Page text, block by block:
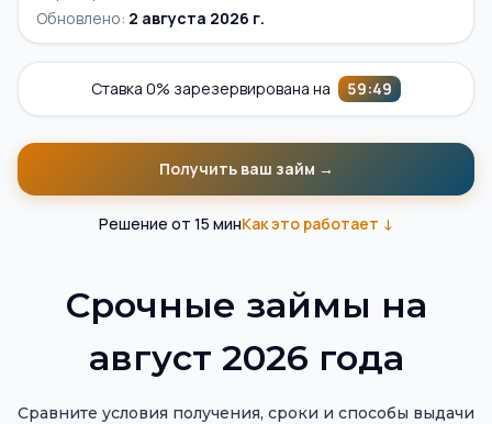
Обновлено: 2 августа 2026 г.
Ставка 0% зарезервирована на 59:48
Получить ваш займ →
Решение от 15 минКак это работает ↓
Срочные займы на
август 2026 года
Сравните условия получения, сроки и способы выдачи